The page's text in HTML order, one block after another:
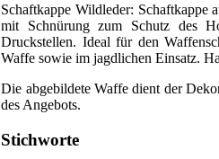
Schaftkappe Wildleder: Schaftkappe
mit Schnürung zum Schutz des
Druckstellen. Ideal für den
Waffe sowie im jagdlichen Einsatz.
Die abgebildete Waffe dient der
des Angebots.
Stichworte